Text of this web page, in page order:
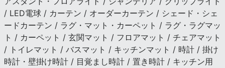
/ LED電球 / カーテン / オーダーカーテン / シェード・シェ
ードカーテン / ラグ・マット・カーペット / ラグ・ラグマッ
ト / カーペット / 玄関マット / フロアマット / チェアマット
/ トイレマット / バスマット / キッチンマット / 時計 / 掛け
時計・壁掛け時計 / 目覚まし時計 / 置き時計 / キッチン用